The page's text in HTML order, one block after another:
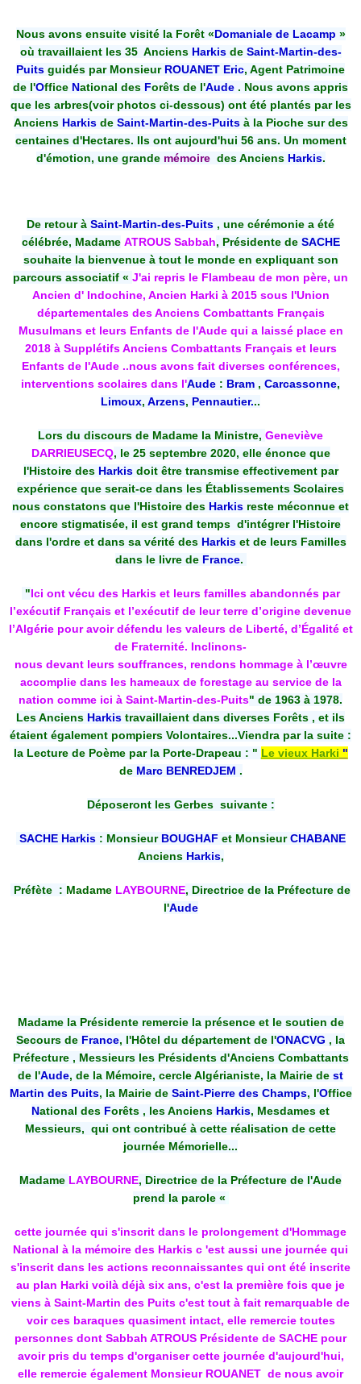
Nous avons ensuite visité la Forêt «Domaniale de Lacamp »
où travaillaient les 35 Anciens Harkisde Saint-Martin-des-
Puits guidés par Monsieur ROUANET Eric, Agent Patrimoine
de l'Office National des Forêts de l'Aude . Nous avons appris
que les arbres(voir photos ci-dessous) ont été plantés par les
AnciensHarkis de Saint-Martin-des-Puits à la Pioche sur des
centaines d'Hectares. Ils ont aujourd'hui 56 ans. Un moment
d'émotion, une grande mémoire des Anciens Harkis.
De retour à Saint-Martin-des-Puits , une cérémonie a été
célébrée, MadameATROUS Sabbah, Présidente de SACHE
souhaite la bienvenue à tout le monde en expliquant son
parcours associatif « J'ai repris le Flambeau de mon père, un
Ancien d' Indochine, Ancien Harki à 2015 sous l'Union
départementales des Anciens Combattants Français
Musulmans et leurs Enfants de l'Aude qui a laissé place en
2018 à Supplétifs Anciens Combattants Français et leurs
Enfants de l'Aude ..nous avons fait diverses conférences,
interventions scolaires dans l'Aude : Bram , Carcassonne,
Limoux, Arzens, Pennautier...
Lors du discours de Madame la Ministre, Geneviève
DARRIEUSECQ, le 25 septembre 2020, elle énonce que
l'Histoire des Harkisdoit être transmise effectivement par
expérience que serait-ce dans les Établissements Scolaires
nous constatons que l'Histoire des Harkis reste méconnue et
encore stigmatisée, il est grand temps d'intégrer l'Histoire
dans l'ordre et dans sa vérité des Harkiset de leurs Familles
dans le livre de France.
"Ici ont vécu des Harkis et leurs familles abandonnés par
l’exécutif Français et l’exécutif de leur terre d’origine devenue
l’Algérie pour avoir défendu les valeurs de Liberté, d’Égalité et
de Fraternité. Inclinons-
nous devant leurs souffrances, rendons hommage à l’œuvre
accomplie dans les hameaux de forestage au service de la
nation comme ici à Saint-Martin-des-Puits" de 1963 à 1978.
Les Anciens Harkis travaillaient dans diverses Forêts , et ils
étaient également pompiers Volontaires...Viendra par la suite :
la Lecture de Poème par la Porte-Drapeau : " Le vieux Harki "
de Marc BENREDJEM .
Déposeront les Gerbes suivante :
SACHE Harkis: Monsieur BOUGHAF et MonsieurCHABANE
Anciens Harkis,
Préfète : Madame LAYBOURNE, Directrice de la Préfecture de
l'Aude
Madame la Présidente remercie la présence et le soutien de
Secours de France, l'Hôtel du département de l'ONACVG , la
Préfecture , Messieurs les Présidents d'Anciens Combattants
de l'Aude, de la Mémoire, cercle Algérianiste, la Mairie de st
Martin des Puits, la Mairie de Saint-Pierre des Champs, l'Office
National des Forêts , les Anciens Harkis, Mesdames et
Messieurs, qui ont contribué à cette réalisation de cette
journée Mémorielle...
Madame LAYBOURNE, Directrice de la Préfecture de l'Aude
prend la parole «
cette journée qui s'inscrit dans le prolongement d'Hommage
National à la mémoire des Harkis c 'est aussi une journée qui
s'inscrit dans les actions reconnaissantes qui ont été inscrite
au plan Harki voilà déjà six ans, c'est la première fois que je
viens à Saint-Martin des Puits c'est tout à fait remarquable de
voir ces baraques quasiment intact, elle remercie toutes
personnes dont Sabbah ATROUS Présidente de SACHE pour
avoir pris du temps d'organiser cette journée d'aujourd'hui,
elle remercie également Monsieur ROUANET de nous avoir